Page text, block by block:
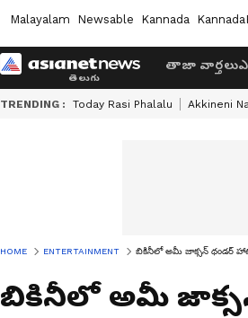
Malayalam Newsable Kannada
తాజా వార్తలు
TRENDING : Today Rasi Phalalu Akkineni
HOME ENTERTAINMENT బికినీలో అమీ జాక్సన్ థండర్ హాట్
బికినీలో అమీ